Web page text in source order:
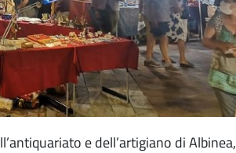
e dell’artigiano di Albinea,